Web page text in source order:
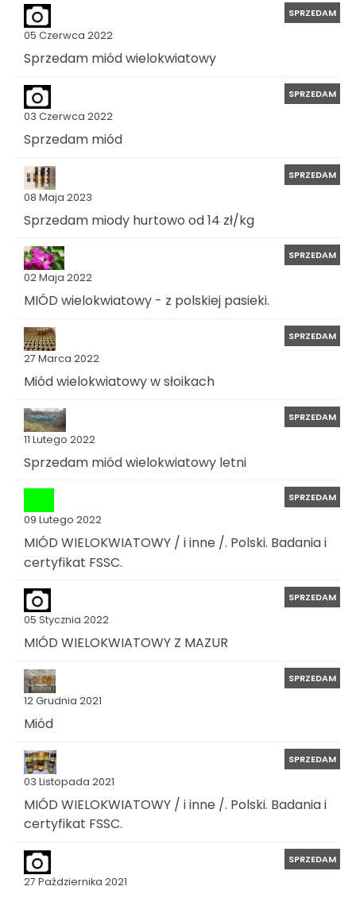
05 Czerwca 2022
SPRZEDAM
Sprzedam miód wielokwiatowy
03 Czerwca 2022
SPRZEDAM
Sprzedam miód
08 Maja 2023
SPRZEDAM
Sprzedam miody hurtowo od 14 zł/kg
02 Maja 2022
SPRZEDAM
MIÓD wielokwiatowy - z polskiej pasieki.
27 Marca 2022
SPRZEDAM
Miód wielokwiatowy w słoikach
11 Lutego 2022
SPRZEDAM
Sprzedam miód wielokwiatowy letni
09 Lutego 2022
SPRZEDAM
MIÓD WIELOKWIATOWY / i inne /. Polski. Badania i
certyfikat FSSC.
05 Stycznia 2022
SPRZEDAM
MIÓD WIELOKWIATOWY Z MAZUR
12 Grudnia 2021
SPRZEDAM
Miód
03 Listopada 2021
SPRZEDAM
MIÓD WIELOKWIATOWY / i inne /. Polski. Badania i
certyfikat FSSC.
27 Października 2021
SPRZEDAM